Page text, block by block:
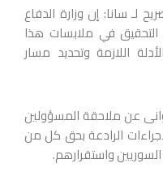
لـ سانا: إن وزارة الدفاع
التحقيق في ملابسات هذا
اللازمة وتحديد مسار
عن ملاحقة المسؤولين
الرادعة بحق كل من
واستقرارهم.